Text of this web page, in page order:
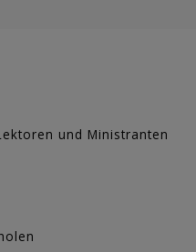
und Ministranten